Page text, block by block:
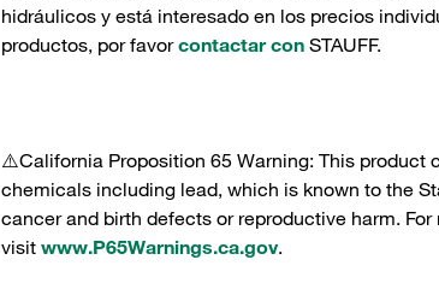
hidráulicos y está interesado en los precios
productos, por favorcontactar con STAUFF.
⚠️California Proposition 65 Warning: This product
chemicals including lead, which is known to the
cancer and birth defects or reproductive harm.
visit www.P65Warnings.ca.gov.